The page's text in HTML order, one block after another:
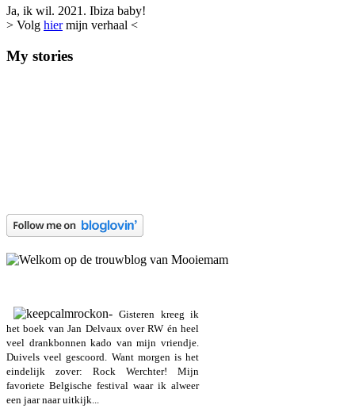
Ja, ik wil. 2021. Ibiza baby!
> Volg hiermijn verhaal <
My stories
Gisteren kreeg ik
het boek van Jan Delvaux over RW én heel
veel drankbonnen kado van mijn vriendje.
Duivels veel gescoord. Want morgen is het
eindelijk zover: Rock Werchter! Mijn
favoriete Belgische festival waar ik alweer
een jaar naar uitkijk...